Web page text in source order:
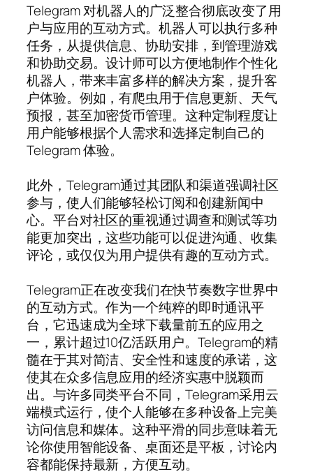
Telegram 对机器人的广泛整合彻底改变了用
户与应用的互动方式。机器人可以执行多种
任务，从提供信息、协助安排，到管理游戏
和协助交易。设计师可以方便地制作个性化
机器人，带来丰富多样的解决方案，提升客
户体验。例如，有爬虫用于信息更新、天气
预报，甚至加密货币管理。这种定制程度让
用户能够根据个人需求和选择定制自己的
Telegram 体验。
此外，Telegram通过其团队和渠道强调社区
参与，使人们能够轻松订阅和创建新闻中
心。平台对社区的重视通过调查和测试等功
能更加突出，这些功能可以促进沟通、收集
评论，或仅仅为用户提供有趣的互动方式。
Telegram正在改变我们在快节奏数字世界中
的互动方式。作为一个纯粹的即时通讯平
台，它迅速成为全球下载量前五的应用之
一，累计超过10亿活跃用户。Telegram的精
髓在于其对简洁、安全性和速度的承诺，这
使其在众多信息应用的经济实惠中脱颖而
出。与许多同类平台不同，Telegram采用云
端模式运行，使个人能够在多种设备上完美
访问信息和媒体。这种平滑的同步意味着无
论你使用智能设备、桌面还是平板，讨论内
容都能保持最新，方便互动。